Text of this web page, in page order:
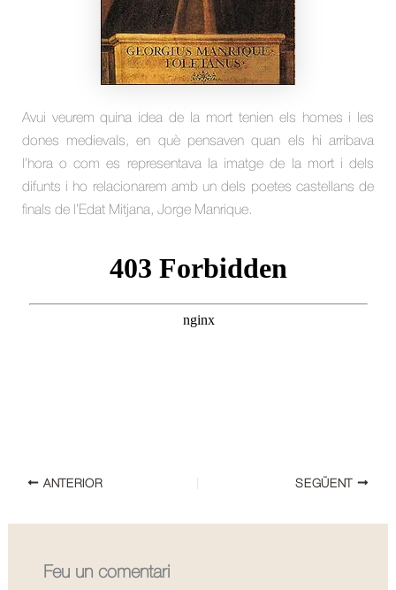
Avui veurem quina idea de la mort tenien els homes i les
dones medievals, en què pensaven quan els hi arribava
l’hora o com es representava la imatge de la mort i dels
difunts i ho relacionarem amb un dels poetes castellans de
finals de l’Edat Mitjana, Jorge Manrique.
ANTERIOR SEGÜENT
Feu un comentari